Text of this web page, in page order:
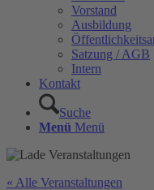
Vorstand
Ausbildung
Satzung / AGB
Intern
Kontakt
Suche
Menü Menü
« Alle Veranstaltungen